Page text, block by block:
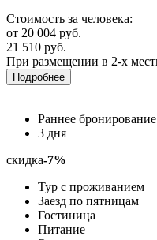
Стоимость за человека:
от 20 004 руб.
21 510 руб.
При размещении в 2-х
Подробнее
Раннее бронирование
3 дня
скидка-7%
Тур с проживанием
Заезд по пятницам
Гостиница
Питание